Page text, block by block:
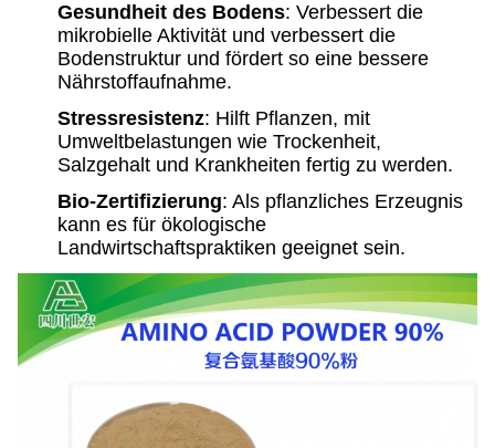
Gesundheit des Bodens: Verbessert die
mikrobielle Aktivität und verbessert die
Bodenstruktur und fördert so eine bessere
Nährstoffaufnahme.
Stressresistenz: Hilft Pflanzen, mit
Umweltbelastungen wie Trockenheit,
Salzgehalt und Krankheiten fertig zu werden.
Bio-Zertifizierung: Als pflanzliches Erzeugnis
kann es für ökologische
Landwirtschaftspraktiken geeignet sein.